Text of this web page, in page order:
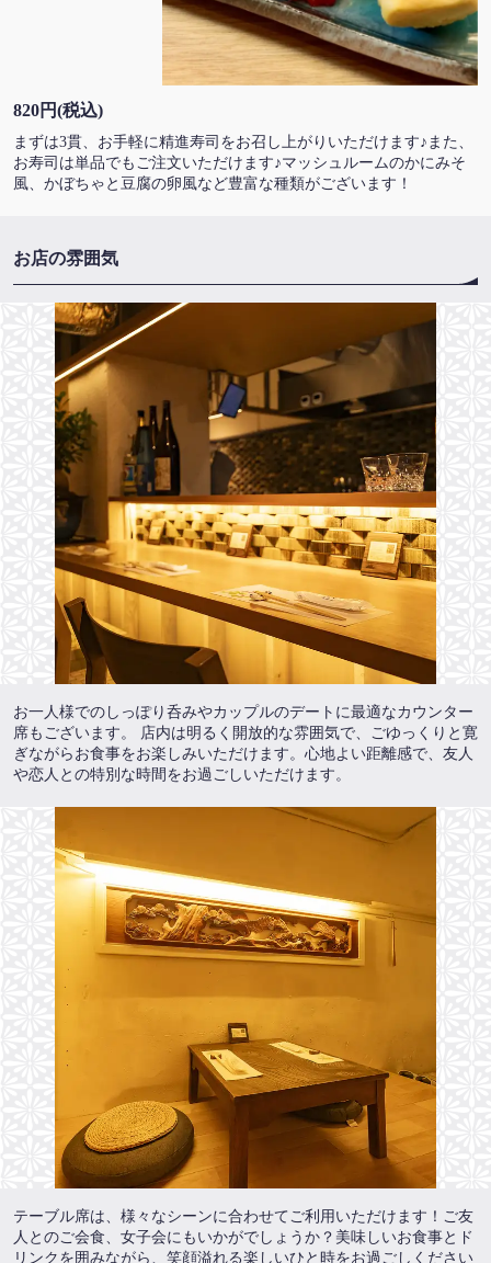
820円(税込)
まずは3貫、お手軽に精進寿司をお召し上がりいただけます♪また、
お寿司は単品でもご注文いただけます♪マッシュルームのかにみそ
風、かぼちゃと豆腐の卵風など豊富な種類がございます！
お店の雰囲気
お一人様でのしっぽり呑みやカップルのデートに最適なカウンター
席もございます。 店内は明るく開放的な雰囲気で、ごゆっくりと寛
ぎながらお食事をお楽しみいただけます。心地よい距離感で、友人
や恋人との特別な時間をお過ごしいただけます。
テーブル席は、様々なシーンに合わせてご利用いただけます！ご友
人とのご会食、女子会にもいかがでしょうか？美味しいお食事とド
リンクを囲みながら、笑顔溢れる楽しいひと時をお過ごしください